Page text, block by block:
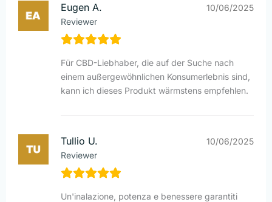
Eugen A.
Reviewer
10/06/2025
Für CBD-Liebhaber, die auf der Suche nach
einem außergewöhnlichen Konsumerlebnis sind,
kann ich dieses Produkt wärmstens empfehlen.
Tullio U.
Reviewer
10/06/2025
Un'inalazione, potenza e benessere garantiti